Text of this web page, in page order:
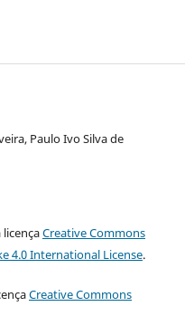
Paulo Ivo Silva de
Creative Commons
4.0 International License.
Creative Commons